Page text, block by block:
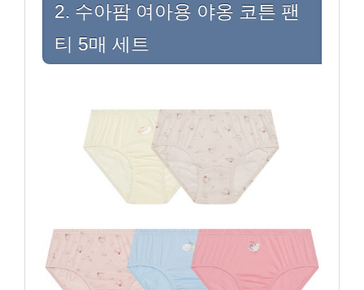
2. 수아팜 여아용 야옹 코튼 팬
티 5매 세트